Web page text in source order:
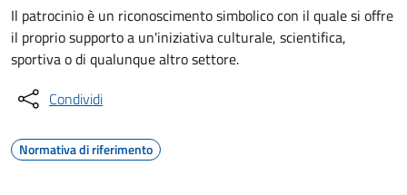
Il patrocinio è un riconoscimento simbolico con il quale si offre
il proprio supporto a un'iniziativa culturale, scientifica,
sportiva o di qualunque altro settore.
Condividi
Normativa di riferimento